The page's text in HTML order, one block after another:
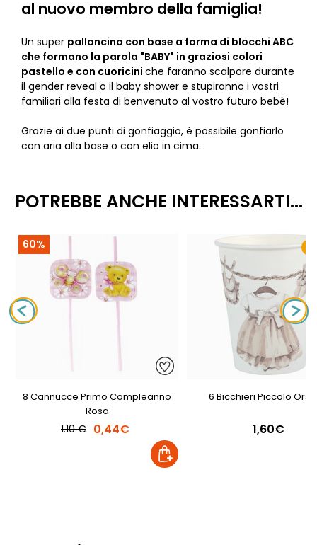
al nuovo membro della famiglia!
Un super palloncino con base a forma di blocchi ABC
che formano la parola "BABY" in graziosi colori
pastello e con cuoricini che faranno scalpore durante
il gender reveal o il baby shower e stupiranno i vostri
familiari alla festa di benvenuto al vostro futuro bebè!
Grazie ai due punti di gonfiaggio, è possibile gonfiarlo
con aria alla base o con elio in cima.
POTREBBE ANCHE INTERESSARTI...
60%
8 Cannucce Primo Compleanno
Rosa
1.10 € 0,44€
6 Bicchieri Piccolo
1,60€